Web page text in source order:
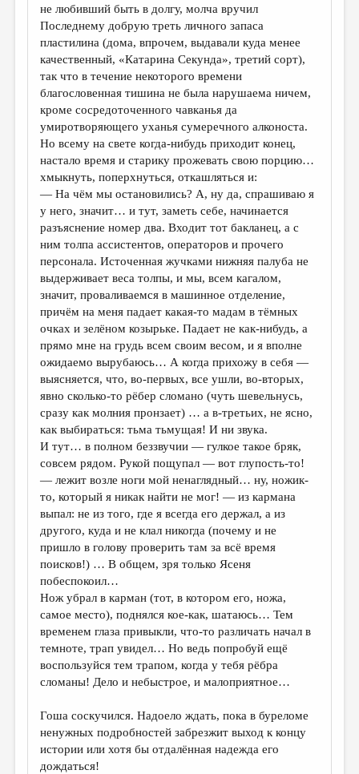
не любивший быть в долгу, молча вручил
Последнему добрую треть личного запаса
пластилина (дoма, впрочем, выдавали куда менее
качественный, «Катарина Секунда», третий сорт),
так что в течение некоторого времени
благословенная тишина не была нарушаема ничем,
кроме сосредоточенного чавканья да
умиротворяющего уханья сумеречного алконоста.
Но всему на свете когда-нибудь приходит конец,
настало время и старику прожевать свою порцию…
хмыкнуть, поперхнуться, откашляться и:
— На чём мы остановились? А, ну да, спрашиваю я
у него, значит… и тут, заметь себе, начинается
разъяснение номер два. Входит тот бакланец, а с
ним толпа ассистентов, операторов и прочего
персонала. Источенная жучками нижняя палуба не
выдерживает веса толпы, и мы, всем кагалом,
значит, проваливаемся в машинное отделение,
причём на меня падает какая-то мадам в тёмных
очках и зелёном козырьке. Падает не как-нибудь, а
прямо мне на грудь всем своим весом, и я вполне
ожидаемо вырубаюсь… А когда прихожу в себя —
выясняется, что, во-первых, все ушли, во-вторых,
явно сколько-то рёбер сломано (чуть шевельнусь,
сразу как молния пронзает) … а в-третьих, не ясно,
как выбираться: тьма тьмущая! И ни звука.
И тут… в полном беззвучии — гулкое такое бряк,
совсем рядом. Рукой пощупал — вот глупость-то!
— лежит возле ноги мой ненаглядный… ну, ножик-
то, который я никак найти не мог! — из кармана
выпал: не из того, где я всегда его держал, а из
другого, куда и не клал никогда (почему и не
пришло в голову проверить там за всё время
поисков!) … В общем, зря только Ясеня
побеспокоил…
Нож убрал в карман (тот, в котором его, ножа,
самое место), поднялся кое-как, шатаюсь… Тем
временем глаза привыкли, что-то различать начал в
темноте, трап увидел… Но ведь попробуй ещё
воспользуйся тем трапом, когда у тебя рёбра
сломаны! Дело и небыстрое, и малоприятное…
Гоша соскучился. Надоело ждать, пока в буреломе
ненужных подробностей забрезжит выход к концу
истории или хотя бы отдалённая надежда его
дождаться!